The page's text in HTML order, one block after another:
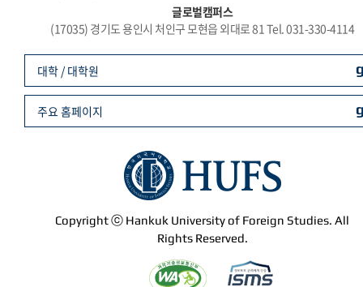
글로벌캠퍼스
(17035) 경기도 용인시 처인구 모현읍 외대로 81 Tel. 031-330-4114
Copyright ⓒ Hankuk University of Foreign Studies. All
Rights Reserved.
대학 / 대학원
주요 홈페이지